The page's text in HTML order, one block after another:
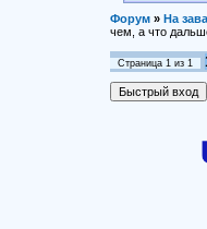
Форум » На
чем, а что
Страница 1 из 1